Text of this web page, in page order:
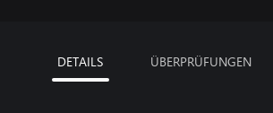
DETAILS ÜBERPRÜFUNGEN